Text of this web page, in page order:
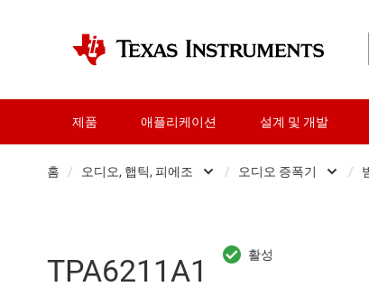
제품 애플리케이션 설계 및 개발
홈 / 오디오, 햅틱, 피에조
RF 및 마이크로파
/ 오디오 증폭기 /
TPA6211A1